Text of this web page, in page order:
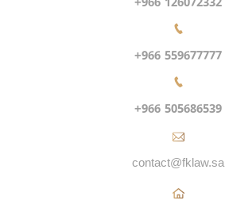
+966 559677777
+966 505686539
contact@fklaw.sa